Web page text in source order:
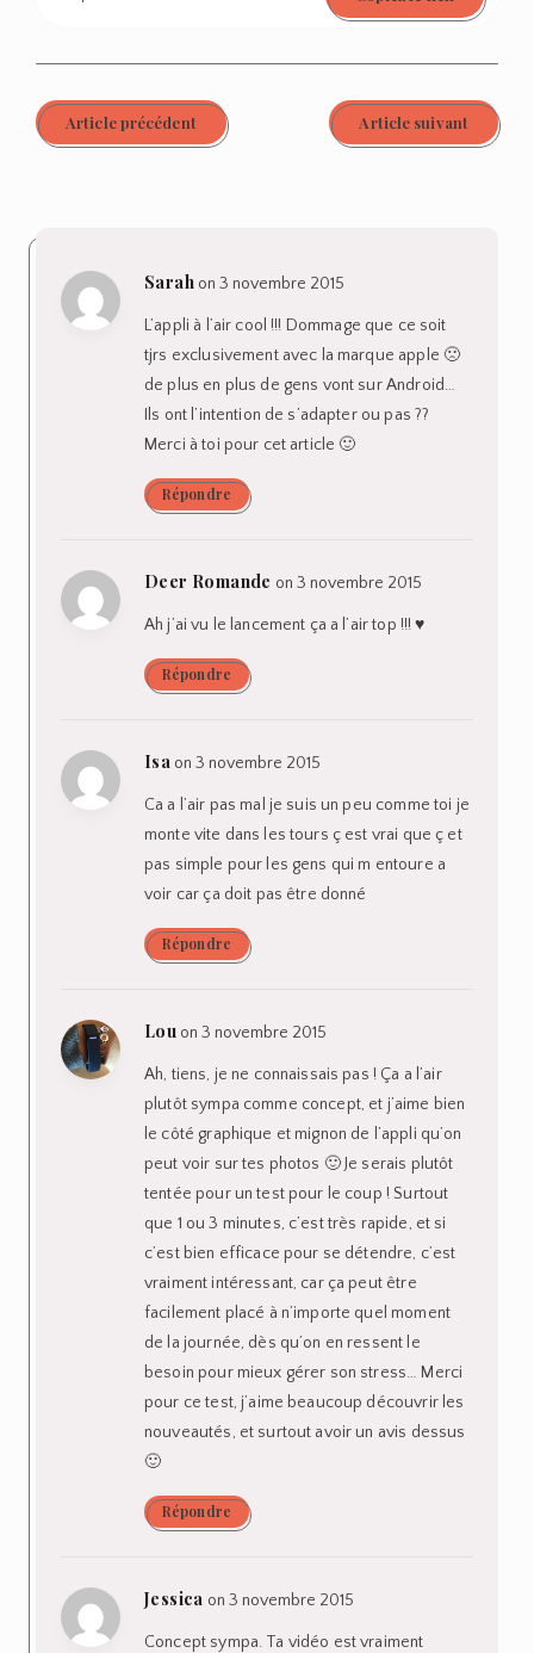
Article précédent Article suivant
Sarah on 3 novembre 2015
L’appli à l’air cool !!! Dommage que ce soit
tjrs exclusivement avec la marque apple 🙁
de plus en plus de gens vont sur Android…
Ils ont l’intention de s’adapter ou pas ??
Merci à toi pour cet article 🙂
Répondre
Deer Romande on 3 novembre 2015
Ah j’ai vu le lancement ça a l’air top !!! ♥
Répondre
Isa on 3 novembre 2015
Ca a l’air pas mal je suis un peu comme toi je
monte vite dans les tours ç est vrai que ç et
pas simple pour les gens qui m entoure a
voir car ça doit pas être donné
Répondre
Lou on 3 novembre 2015
Ah, tiens, je ne connaissais pas ! Ça a l’air
plutôt sympa comme concept, et j’aime bien
le côté graphique et mignon de l’appli qu’on
peut voir sur tes photos 🙂 Je serais plutôt
tentée pour un test pour le coup ! Surtout
que 1 ou 3 minutes, c’est très rapide, et si
c’est bien efficace pour se détendre, c’est
vraiment intéressant, car ça peut être
facilement placé à n’importe quel moment
de la journée, dès qu’on en ressent le
besoin pour mieux gérer son stress… Merci
pour ce test, j’aime beaucoup découvrir les
nouveautés, et surtout avoir un avis dessus
🙂
Répondre
Jessica on 3 novembre 2015
Concept sympa. Ta vidéo est vraiment